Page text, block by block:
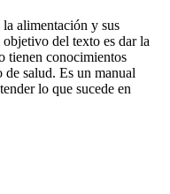
alimentación y sus
del texto es dar la
tienen conocimientos
de salud. Es un manual
lo que sucede en